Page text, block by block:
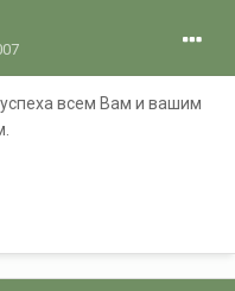
всем Вам и вашим